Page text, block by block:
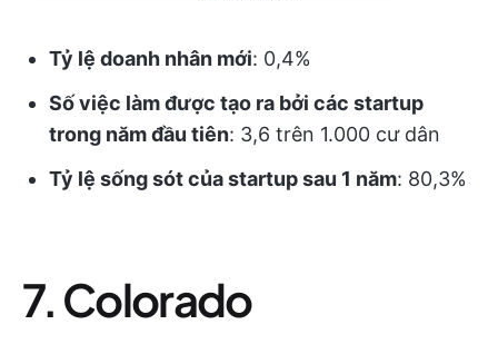
Tỷ lệ doanh nhân mới: 0,4%
Số việc làm được tạo ra bởi các startup
trong năm đầu tiên: 3,6 trên 1.000 cư dân
Tỷ lệ sống sót của startup sau 1 năm: 80,3%
7. Colorado